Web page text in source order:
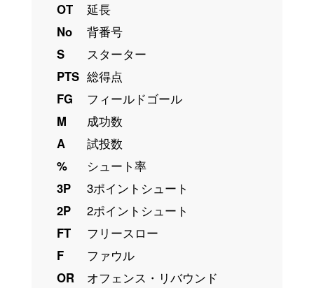
OT
延長
No
背番号
S
スターター
PTS 総得点
FG
フィールドゴール
M
成功数
A
試投数
%
シュート率
3P
3ポイントシュート
2P
2ポイントシュート
FT
フリースロー
F
ファウル
OR
オフェンス・リバウンド